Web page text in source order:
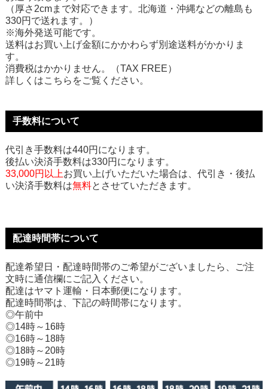
（厚さ2cmまで対応できます。北海道・沖縄などの離島も
330円で送れます。）
※海外発送可能です。
送料はお買い上げ金額にかかわらず別途送料がかかりま
す。
消費税はかかりません。（TAX FREE）
詳しくはこちらをご覧ください。
手数料について
代引き手数料は440円になります。
後払い決済手数料は330円になります。
33,000円以上お買い上げいただいた場合は、代引き・後払
い決済手数料は無料とさせていただきます。
配達時間帯について
配達希望日・配達時間帯のご希望がございましたら、ご注
文時に通信欄にご記入ください。
配達はヤマト運輸・日本郵便になります。
配達時間帯は、下記の時間帯になります。
◎午前中
◎14時～16時
◎16時～18時
◎18時～20時
◎19時～21時